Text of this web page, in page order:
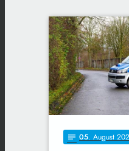
notes 05. August